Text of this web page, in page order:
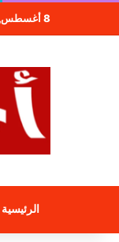
8 أغسطس, 2026
الرئيسية